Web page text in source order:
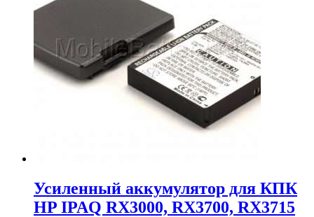
Усиленный аккумулятор для КПК
HP IPAQ RX3000, RX3700, RX3715